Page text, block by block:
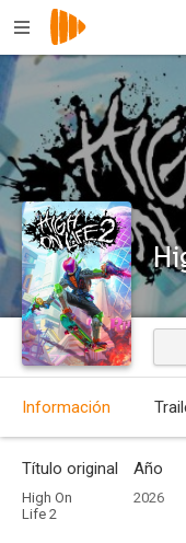
Información
Título original
High On
Life 2
Año
2026